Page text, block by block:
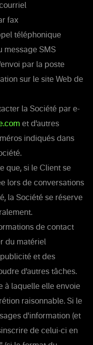
fax
téléphonique
message SMS
par la poste
sur le site Web de
la Société par e-
et d'autres
indiqués dans
que, si le Client se
lors de conversations
la Société se réserve
de contact
du matériel
et des
d'autres tâches.
à laquelle elle envoie
raisonnable. Si le
d'information (et
de celui-ci en